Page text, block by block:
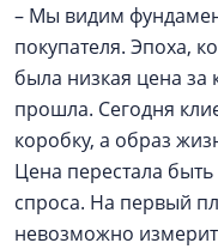
– Мы видим
покупателя. Эпоха,
была низкая цена за
прошла. Сегодня
коробку, а образ
Цена перестала
спроса. На первый
невозможно